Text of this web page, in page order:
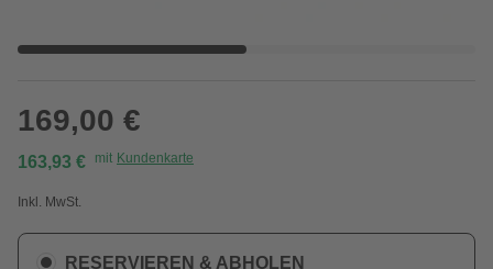
169,00 €
163,93 € mit Kundenkarte
Inkl. MwSt.
RESERVIEREN & ABHOLEN